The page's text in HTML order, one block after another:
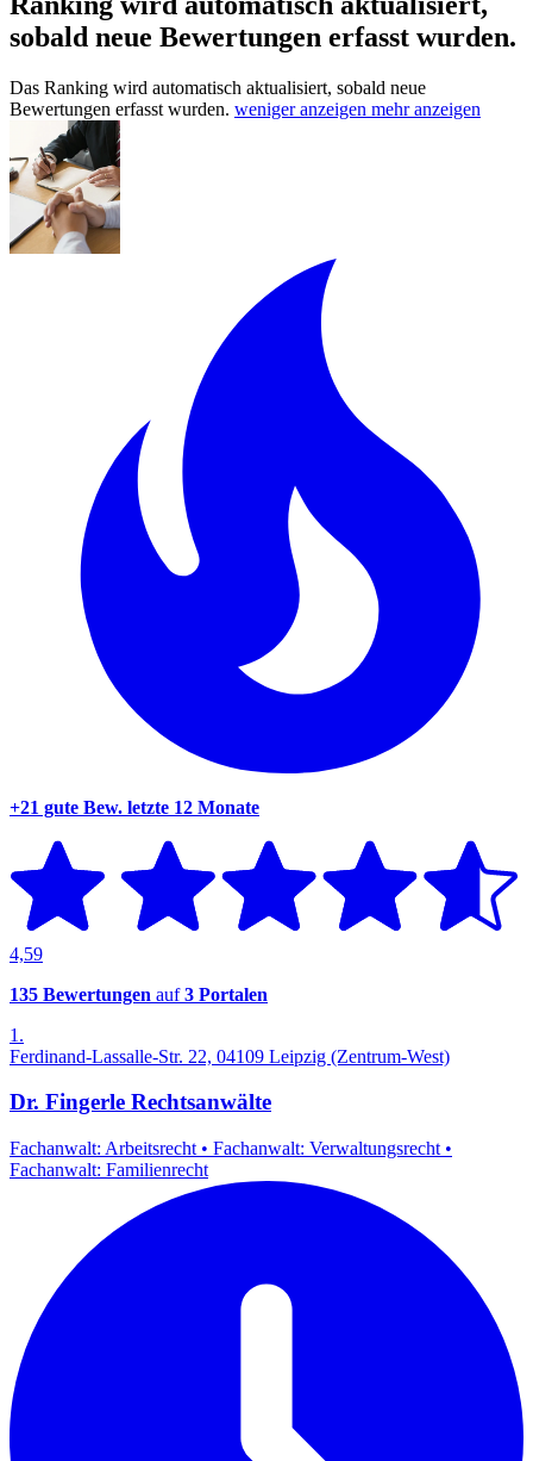
sobald neue Bewertungen erfasst wurden.
Das Ranking wird automatisch aktualisiert, sobald neue
Bewertungen erfasst wurden. weniger anzeigen mehr anzeigen
+21 gute Bew. letzte 12 Monate
4,59
135 Bewertungen auf3 Portalen
1.
Ferdinand-Lassalle-Str. 22, 04109 Leipzig (Zentrum-West)
Dr. Fingerle Rechtsanwälte
Fachanwalt: Arbeitsrecht • Fachanwalt: Verwaltungsrecht •
Fachanwalt: Familienrecht